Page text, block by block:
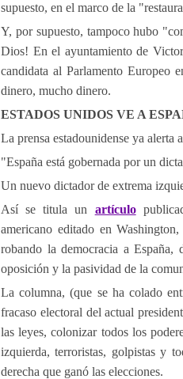
supuesto, en el marco de la
Y, por supuesto, tampoco hubo
Dios! En el ayuntamiento de
candidata al Parlamento Europeo
dinero, mucho dinero.
ESTADOS UNIDOS VE A
La prensa estadounidense ya alerta
"España está gobernada por un
Un nuevo dictador de extrema
Así se titula un artículo
americano editado en
robando la democracia a
oposición y la pasividad de la
La columna, (que se ha colado
fracaso electoral del actual
las leyes, colonizar todos los
izquierda, terroristas, golpistas y
derecha que ganó las elecciones.